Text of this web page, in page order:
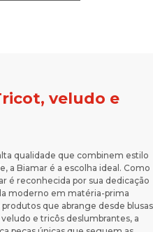
veludo e
qualidade que combinem estilo
a Biamar é a escolha ideal. Como
é reconhecida por sua dedicação
moderno em matéria-prima
que abrange desde blusas
e tricôs deslumbrantes, a